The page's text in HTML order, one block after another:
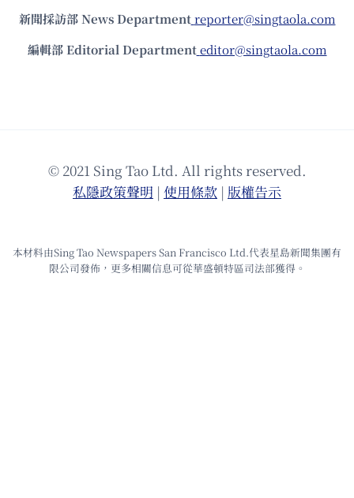
新聞採訪部 News Department reporter@singtaola.com
編輯部 Editorial Department editor@singtaola.com
© 2021 Sing Tao Ltd. All rights reserved.
私隱政策聲明 | 使⽤條款 | 版權告⽰
本材料由Sing Tao Newspapers San Francisco Ltd.代表星島新聞集團有
限公司發佈，更多相關信息可從華盛頓特區司法部獲得。